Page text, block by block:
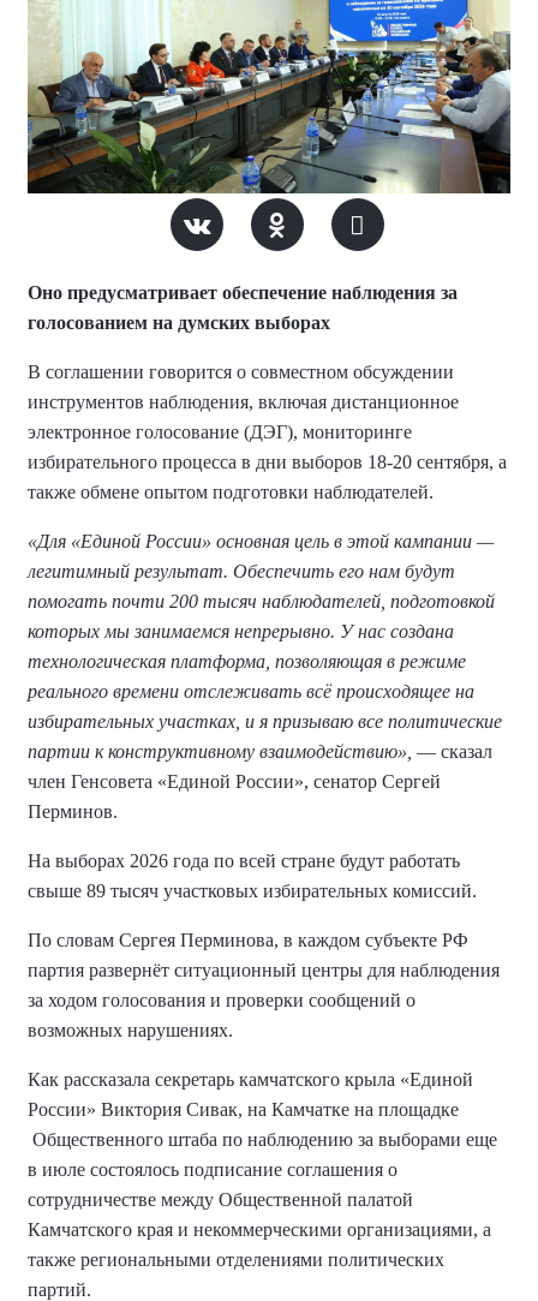
Оно предусматривает обеспечение наблюдения за
голосованием на думских выборах
В соглашении говорится о совместном обсуждении
инструментов наблюдения, включая дистанционное
электронное голосование (ДЭГ), мониторинге
избирательного процесса в дни выборов 18-20 сентября, а
также обмене опытом подготовки наблюдателей.
«Для «Единой России» основная цель в этой кампании —
легитимный результат. Обеспечить его нам будут
помогать почти 200 тысяч наблюдателей, подготовкой
которых мы занимаемся непрерывно. У нас создана
технологическая платформа, позволяющая в режиме
реального времени отслеживать всё происходящее на
избирательных участках, и я призываю все политические
партии к конструктивному взаимодействию», — сказал
член Генсовета «Единой России», сенатор Сергей
Перминов.
На выборах 2026 года по всей стране будут работать
свыше 89 тысяч участковых избирательных комиссий.
По словам Сергея Перминова, в каждом субъекте РФ
партия развернёт ситуационный центры для наблюдения
за ходом голосования и проверки сообщений о
возможных нарушениях.
Как рассказала секретарь камчатского крыла «Единой
России» Виктория Сивак, на Камчатке на площадке
Общественного штаба по наблюдению за выборами еще
в июле состоялось подписание соглашения о
сотрудничестве между Общественной палатой
Камчатского края и некоммерческими организациями, а
также региональными отделениями политических
партий.